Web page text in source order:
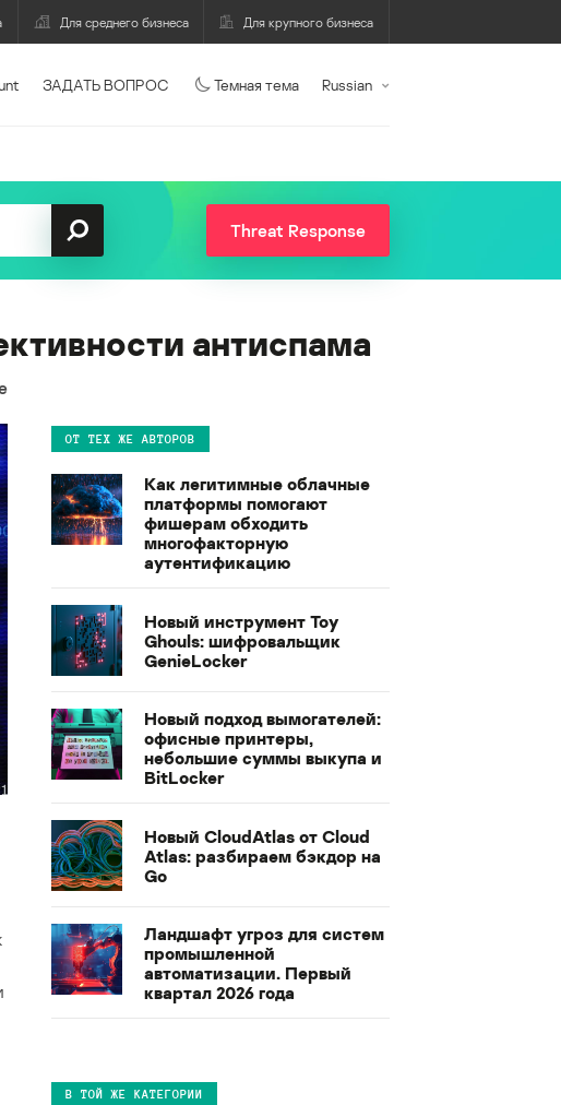
Для среднего бизнеса Для крупного бизнеса
ЗАДАТЬ ВОПРОС Темная тема Russian
Threat Response
антиспама
ОТ ТЕХ ЖЕ АВТОРОВ
Как легитимные облачные
платформы помогают
фишерам обходить
многофакторную
аутентификацию
Новый инструмент Toy
Ghouls: шифровальщик
GenieLocker
Новый подход вымогателей:
офисные принтеры,
небольшие суммы выкупа и
BitLocker
Новый CloudAtlas от Cloud
Atlas: разбираем бэкдор на
Go
Ландшафт угроз для систем
промышленной
автоматизации. Первый
квартал 2026 года
В ТОЙ ЖЕ КАТЕГОРИИ